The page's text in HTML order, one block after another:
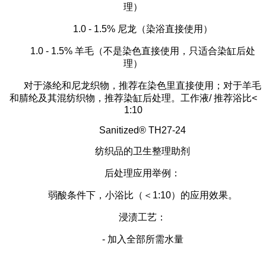
理）
1.0 - 1.5% 尼龙（染浴直接使用）
1.0 - 1.5% 羊毛（不是染色直接使用，只适合染缸后处
理）
对于涤纶和尼龙织物，推荐在染色里直接使用；对于羊毛
和腈纶及其混纺织物，推荐染缸后处理。工作液/ 推荐浴比<
1:10
Sanitized® TH27-24
纺织品的卫生整理助剂
后处理应用举例：
弱酸条件下，小浴比（＜ 1:10）的应用效果。
浸渍工艺：
- 加入全部所需水量